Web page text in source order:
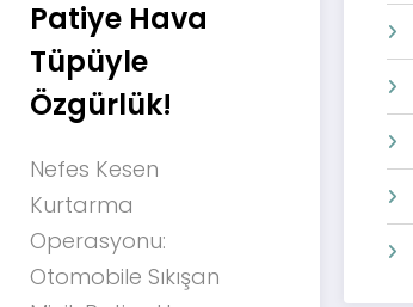
Michy
Batshuayi’nin
Minik Dostu İçin
Seferberlik!
Belçikalı futbolcu
Michy Batshuayi’nin